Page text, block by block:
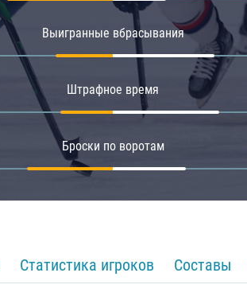
Выигранные вбрасывания
Штрафное время
Броски по воротам
Статистика игроков Составы